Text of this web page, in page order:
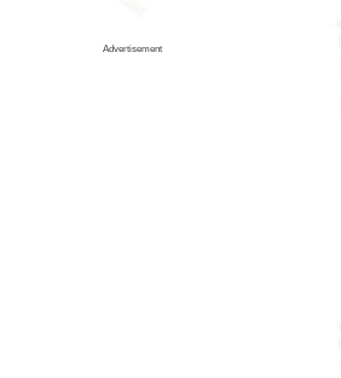
Advertisement